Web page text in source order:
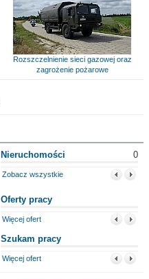
Rozszczelnienie sieci gazowej oraz
zagrożenie pożarowe
Nieruchomości 0
Zobacz wszystkie
Oferty pracy
Więcej ofert
Szukam pracy
Więcej ofert